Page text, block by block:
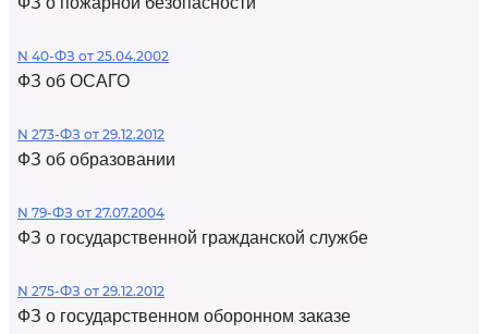
N 40-ФЗ от 25.04.2002
ФЗ об ОСАГО
N 273-ФЗ от 29.12.2012
ФЗ об образовании
N 79-ФЗ от 27.07.2004
ФЗ о государственной гражданской службе
N 275-ФЗ от 29.12.2012
ФЗ о государственном оборонном заказе